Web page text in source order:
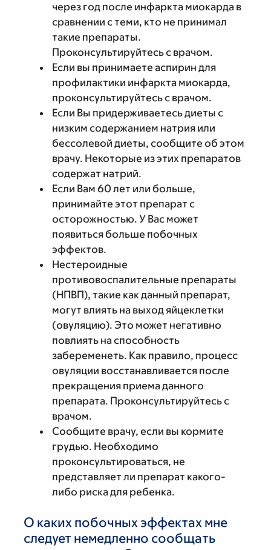
через год после инфаркта миокарда в
сравнении с теми, кто не принимал
такие препараты.
Проконсультируйтесь с врачом.
Если вы принимаете аспирин для
профилактики инфаркта миокарда,
проконсультируйтесь с врачом.
Если Вы придерживаетесь диеты с
низким содержанием натрия или
бессолевой диеты, сообщите об этом
врачу. Некоторые из этих препаратов
содержат натрий.
Если Вам 60 лет или больше,
принимайте этот препарат с
осторожностью. У Вас может
появиться больше побочных
эффектов.
Нестероидные
противовоспалительные препараты
(НПВП), такие как данный препарат,
могут влиять на выход яйцеклетки
(овуляцию). Это может негативно
повлиять на способность
забеременеть. Как правило, процесс
овуляции восстанавливается после
прекращения приема данного
препарата. Проконсультируйтесь с
врачом.
Сообщите врачу, если вы кормите
грудью. Необходимо
проконсультироваться, не
представляет ли препарат какого-
либо риска для ребенка.
О каких побочных эффектах мне
следует немедленно сообщать